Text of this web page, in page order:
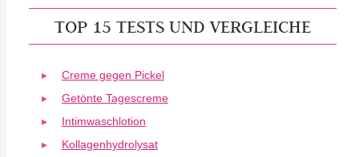
TOP 15 TESTS UND VERGLEICHE
Creme gegen Pickel
Getönte Tagescreme
Intimwaschlotion
Kollagenhydrolysat